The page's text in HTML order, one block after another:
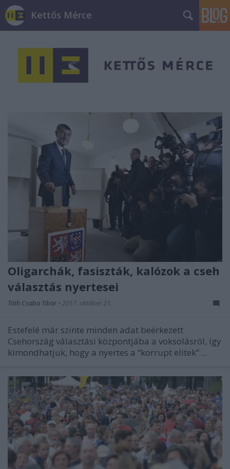
Kettős Mérce
Oligarchák, fasiszták, kalózok a cseh
választás nyertesei
Tóth Csaba Tibor • 2017. október 21.
Estefelé már szinte minden adat beérkezett
Csehország választási központjába a voksolásról, így
kimondhatjuk, hogy a nyertes a “korrupt elitek” ...